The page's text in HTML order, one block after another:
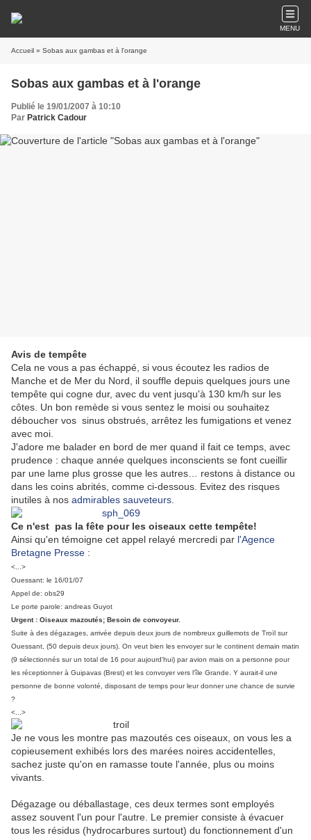
MENU
Accueil » Sobas aux gambas et à l'orange
Sobas aux gambas et à l'orange
Publié le 19/01/2007 à 10:10
Par Patrick Cadour
Avis de tempête
Cela ne vous a pas échappé, si vous écoutez les radios de
Manche et de Mer du Nord, il souffle depuis quelques jours une
tempête qui cogne dur, avec du vent jusqu'à 130 km/h sur les
côtes. Un bon remède si vous sentez le moisi ou souhaitez
déboucher vos sinus obstrués, arrêtez les fumigations et venez
avec moi.
J'adore me balader en bord de mer quand il fait ce temps, avec
prudence : chaque année quelques inconscients se font cueillir
par une lame plus grosse que les autres… restons à distance ou
dans les coins abrités, comme ci-dessous. Evitez des risques
inutiles à nos admirables sauveteurs
Ce n'est pas la fête pour les oiseaux cette tempête!
Ainsi qu'en témoigne cet appel relayé mercredi par l'Agence
Bretagne Presse :
<...>
Ouessant: le 16/01/07
Appel de: obs29
Le porte parole: andreas Guyot
Urgent : Oiseaux mazoutés; Besoin de convoyeur.
Suite à des dégazages, arrivée depuis deux jours de nombreux guillemots de Troïl sur
Ouessant, (50 depuis deux jours). On veut bien les envoyer sur le continent demain matin
(9 sélectionnés sur un total de 16 pour aujourd'hui) par avion mais on a personne pour
les réceptionner à Guipavas (Brest) et les convoyer vers l'île Grande. Y aurait-il une
personne de bonne volonté, disposant de temps pour leur donner une chance de survie
?
<...>
Je ne vous les montre pas mazoutés ces oiseaux, on vous les a
copieusement exhibés lors des marées noires accidentelles,
sachez juste qu'on en ramasse toute l'année, plus ou moins
vivants.
Dégazage ou déballastage, ces deux termes sont employés
assez souvent l'un pour l'autre. Le premier consiste à évacuer
tous les résidus (hydrocarbures surtout) du fonctionnement d'un